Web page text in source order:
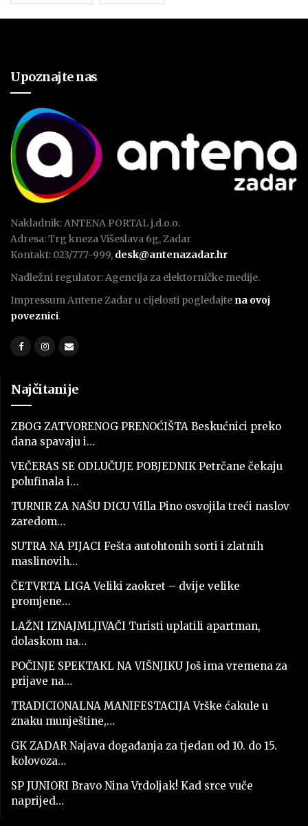
Upoznajte nas
Nakladnik: ANTENA PORTAL j.d.o.o.
Adresa: Trg kneza Višeslava 6g, Zadar
Kontakt: 023/777-999, desk@antenazadar.hr
Nadležni regulator: Agencija za elektorničke medije.
Impressum Antene Zadar u cijelosti pogledajte na ovoj
poveznici.
Najčitanije
ZBOG ZATVORENOG PRENOĆIŠTA Beskućnici preko
dana spavaju i…
VEČERAS SE ODLUČUJE POBJEDNIK Petrčane čekaju
polufinala i…
TURNIR ZA NAŠU DICU Villa Pino osvojila treći naslov
zaredom…
SUTRA NA PIJACI Fešta autohtonih sorti i zlatnih
maslinovih…
ČETVRTA LIGA Veliki zaokret – dvije velike
promjene…
LAŽNI IZNAJMLJIVAČI Turisti uplatili apartman,
dolaskom na…
POČINJE SPEKTAKL NA VIŠNJIKU Još ima vremena za
prijave na…
TRADICIONALNA MANIFESTACIJA Vrške ćakule u
znaku munještine,…
GK ZADAR Najava događanja za tjedan od 10. do 15.
kolovoza…
SP JUNIORI Bravo Nina Vrdoljak! Kad srce vuče
naprijed…